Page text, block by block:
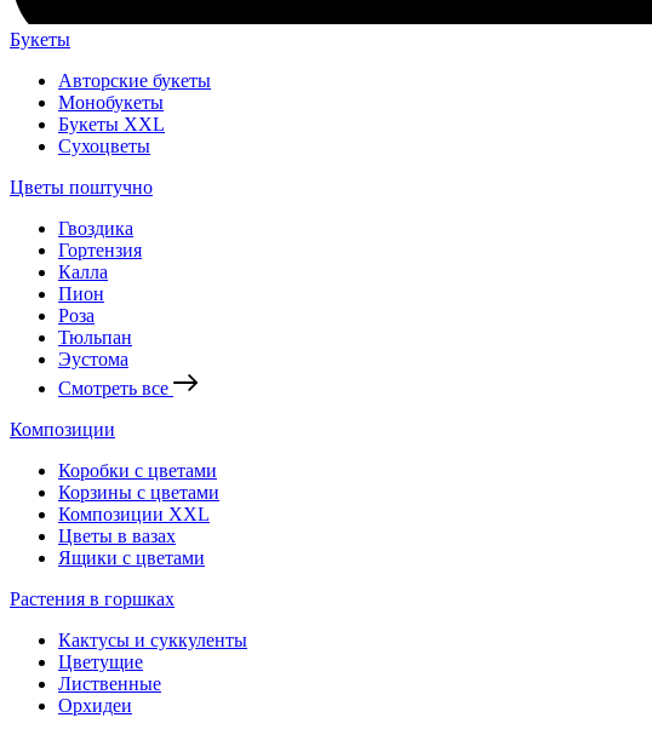
Букеты
Авторские букеты
Монобукеты
Букеты XXL
Сухоцветы
Цветы поштучно
Гвоздика
Гортензия
Калла
Пион
Роза
Тюльпан
Эустома
Смотреть все
Композиции
Коробки с цветами
Корзины с цветами
Композиции XXL
Цветы в вазах
Ящики с цветами
Растения в горшках
Кактусы и суккуленты
Цветущие
Лиственные
Орхидеи